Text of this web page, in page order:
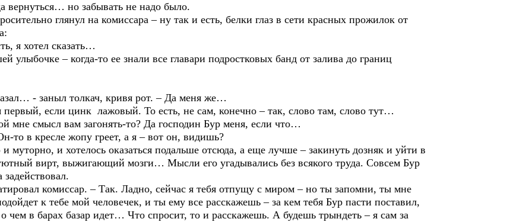
вернуться… но забывать не надо было.
глянул на комиссара – ну так и есть, белки глаз в сети красных прожилок от
я хотел сказать…
улыбочке – когда-то ее знали все главари подростковых банд от залива до границ
- заныл толкач, кривя рот. – Да меня же…
если цинк лажовый. То есть, не сам, конечно – так, слово там, слово тут…
смысл вам загонять-то? Да господин Бур меня, если что…
то в кресле жопу греет, а я – вот он, видишь?
муторно, и хотелось оказаться подальше отсюда, а еще лучше – закинуть дозняк и уйти в
вирт, выжигающий мозги… Мысли его угадывались без всякого труда. Совсем Бур
комиссар. – Так. Ладно, сейчас я тебя отпущу с миром – но ты запомни, ты мне
к тебе мой человечек, и ты ему все расскажешь – за кем тебя Бур пасти поставил,
чем в барах базар идет… Что спросит, то и расскажешь. А будешь трындеть – я сам за